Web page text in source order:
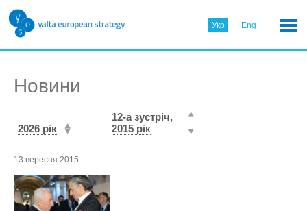
Укр Eng
Новини
2026 рік
12-а зустріч,
2015 рік
13 вересня 2015